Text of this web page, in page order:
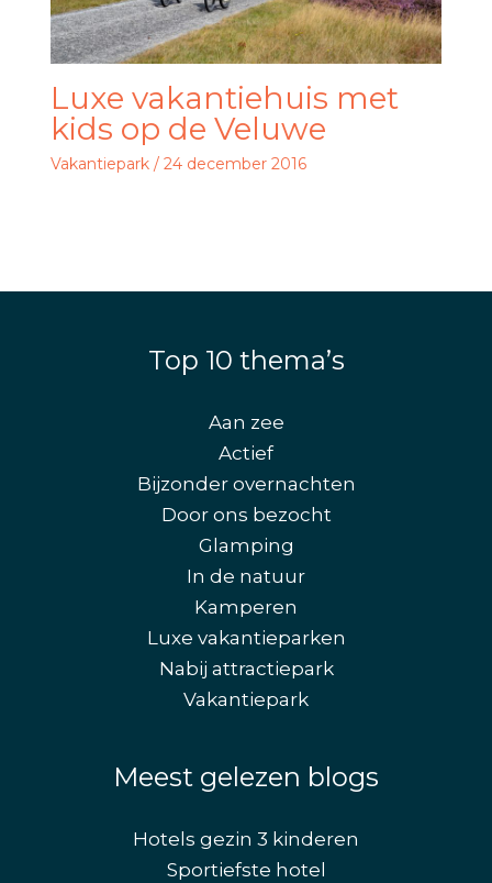
Luxe vakantiehuis met
kids op de Veluwe
Vakantiepark/ 24 december 2016
Top 10 thema’s
Aan zee
Actief
Bijzonder overnachten
Door ons bezocht
Glamping
In de natuur
Kamperen
Luxe vakantieparken
Nabij attractiepark
Vakantiepark
Meest gelezen blogs
Hotels gezin 3 kinderen
Sportiefste hotel